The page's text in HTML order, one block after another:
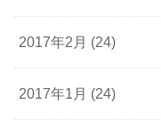
2017年2月 (24)
2017年1月 (24)